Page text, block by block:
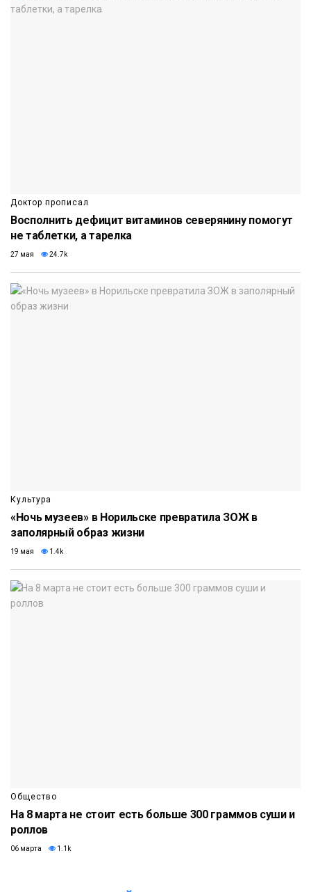
Доктор прописал
Восполнить дефицит витаминов северянину помогут
не таблетки, а тарелка
27 мая 24.7k
Культура
«Ночь музеев» в Норильске превратила ЗОЖ в
заполярный образ жизни
19 мая 1.4k
Общество
На 8 марта не стоит есть больше 300 граммов суши и
роллов
06 марта 1.1k